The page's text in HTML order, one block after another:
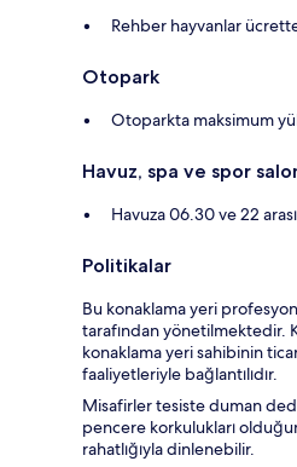
Rehber hayvanlar
Otopark
Otoparkta maksimum
Havuz, spa ve spor
Havuza 06.30 ve 22
Politikalar
Bu konaklama yeri
tarafından yönetilmektedir.
konaklama yeri sahibinin
faaliyetleriyle bağlantılıdır.
Misafirler tesiste duman
pencere korkulukları
rahatlığıyla dinlenebilir.